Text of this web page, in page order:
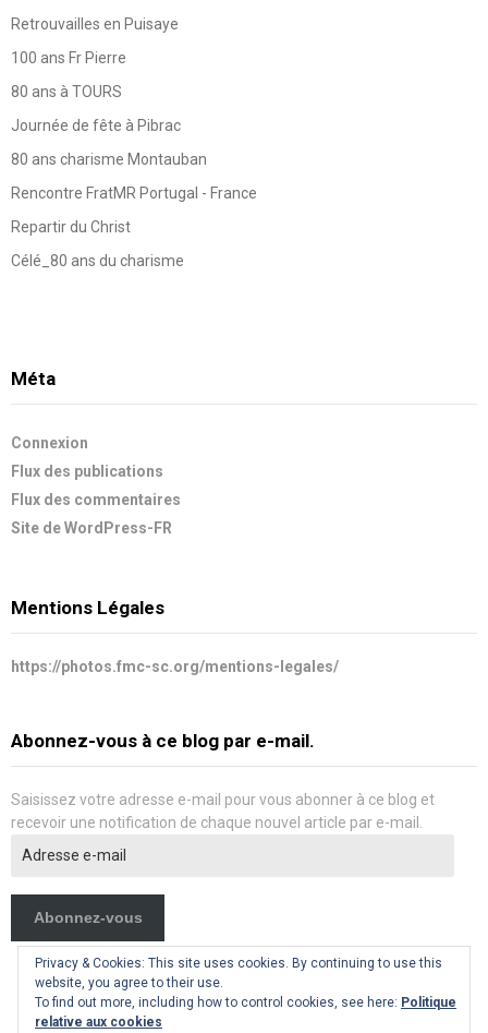
Retrouvailles en Puisaye
100 ans Fr Pierre
80 ans à TOURS
Journée de fête à Pibrac
80 ans charisme Montauban
Rencontre FratMR Portugal - France
Repartir du Christ
Célé_80 ans du charisme
Méta
Connexion
Flux des publications
Flux des commentaires
Site de WordPress-FR
Mentions Légales
https://photos.fmc-sc.org/mentions-legales/
Abonnez-vous à ce blog par e-mail.
Saisissez votre adresse e-mail pour vous abonner à ce blog et
recevoir une notification de chaque nouvel article par e-mail.
e-
Abonnez-vous
Privacy & Cookies: This site uses cookies. By continuing to use this
website, you agree to their use.
To find out more, including how to control cookies, see here: Politique
relative aux cookies